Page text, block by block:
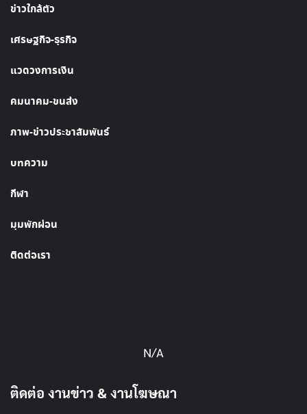
ข่าวใกล้ตัว
เศรษฐกิจ-ธุรกิจ
แวดวงการเงิน
คมนาคม-ขนส่ง
ภาพ-ข่าวประชาสัมพันธ์
บทความ
กีฬา
มุมพักผ่อน
ติดต่อเรา
N/A
ติดต่อ งานข่าว & งานโฆษณา